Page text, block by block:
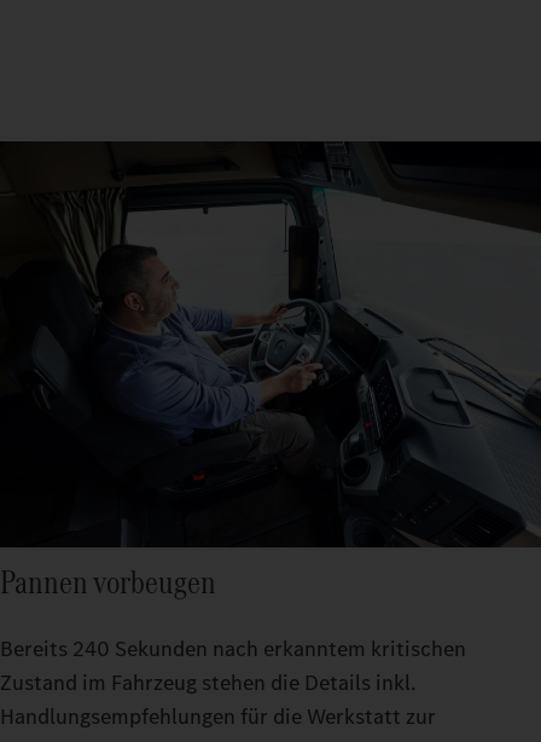
Pannen vorbeugen
Bereits 240 Sekunden nach erkanntem kritischen
Zustand im Fahrzeug stehen die Details inkl.
Handlungsempfehlungen für die Werkstatt zur